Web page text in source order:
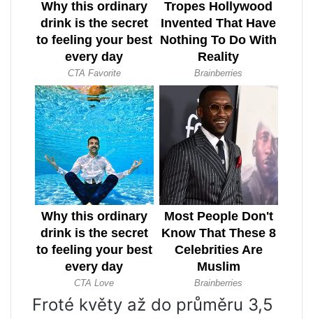
Froté květy až do průměru 3,5